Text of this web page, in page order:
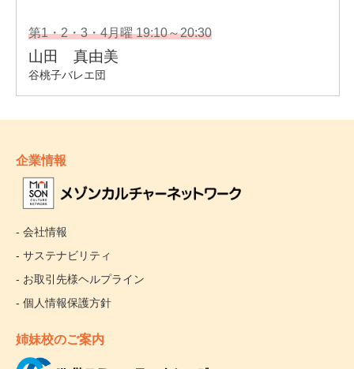
企業情報
- 会社情報
- サステナビリティ
- お取引先様ヘルプライン
- 個人情報保護方針
姉妹校のご案内